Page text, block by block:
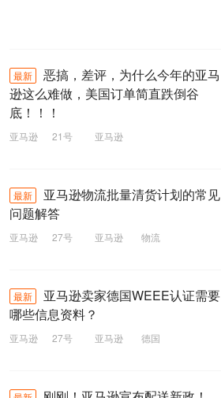
最新
恶搞，差评，为什么今年的亚马
逊这么难做，美国订单简直跌倒谷
底！！！
亚马逊 21号 亚马逊
最新
亚马逊物流批量清货计划的常见
问题解答
亚马逊 27号 亚马逊 物流
最新
亚马逊卖家德国WEEE认证需要
哪些信息资料？
亚马逊 27号 亚马逊
德国